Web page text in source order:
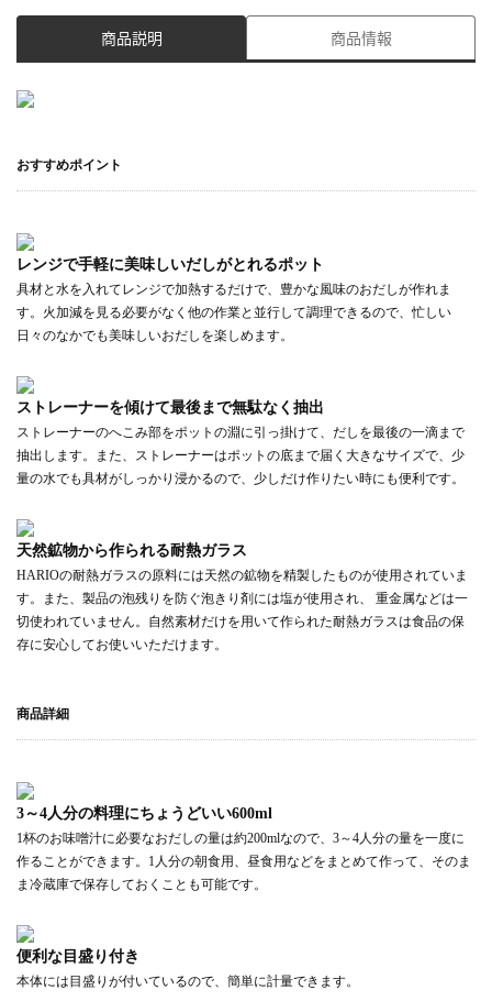
商品説明 商品情報
おすすめポイント
レンジで手軽に美味しいだしがとれるポット
具材と水を入れてレンジで加熱するだけで、豊かな風味のおだしが作れま
す。火加減を見る必要がなく他の作業と並行して調理できるので、忙しい
日々のなかでも美味しいおだしを楽しめます。
ストレーナーを傾けて最後まで無駄なく抽出
ストレーナーのへこみ部をポットの淵に引っ掛けて、だしを最後の一滴まで
抽出します。また、ストレーナーはポットの底まで届く大きなサイズで、少
量の水でも具材がしっかり浸かるので、少しだけ作りたい時にも便利です。
天然鉱物から作られる耐熱ガラス
HARIOの耐熱ガラスの原料には天然の鉱物を精製したものが使用されていま
す。また、製品の泡残りを防ぐ泡きり剤には塩が使用され、 重金属などは一
切使われていません。自然素材だけを用いて作られた耐熱ガラスは食品の保
存に安心してお使いいただけます。
商品詳細
3～4人分の料理にちょうどいい600ml
1杯のお味噌汁に必要なおだしの量は約200mlなので、3～4人分の量を一度に
作ることができます。1人分の朝食用、昼食用などをまとめて作って、そのま
ま冷蔵庫で保存しておくことも可能です。
便利な目盛り付き
本体には目盛りが付いているので、簡単に計量できます。